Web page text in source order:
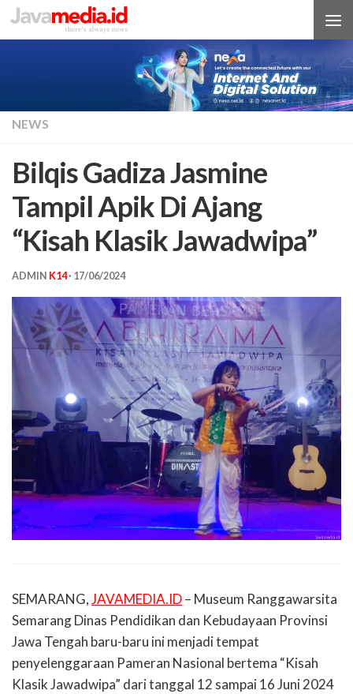
Skip to content
NEWS
Bilqis Gadiza Jasmine
Tampil Apik Di Ajang
“Kisah Klasik Jawadwipa”
ADMIN K14· 17/06/2024
SEMARANG,JAVAMEDIA.ID– Museum Ranggawarsita
Semarang Dinas Pendidikan dan Kebudayaan Provinsi
Jawa Tengah baru-baru ini menjadi tempat
penyelenggaraan Pameran Nasional bertema “Kisah
Klasik Jawadwipa” dari tanggal 12 sampai 16 Juni 2024